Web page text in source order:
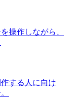
操作しながら、
する人に向け